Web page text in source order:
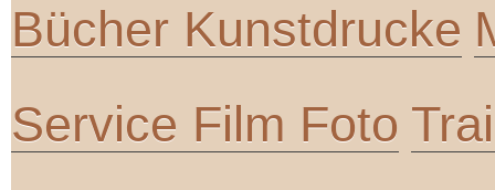
Bücher Kunstdrucke
Service Film Foto